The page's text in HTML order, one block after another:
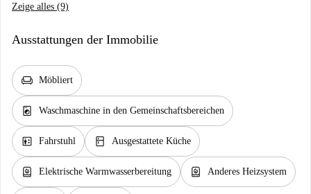
Zeige alles (9)
Ausstattungen der Immobilie
chair Möbliert
local_laundry_service Waschmaschine in den Gemeinschaftsbereichen
elevator Fahrstuhl kitchen Ausgestattete Küche
water_heater Elektrische Warmwasserbereitung water_heater Anderes Heizsystem